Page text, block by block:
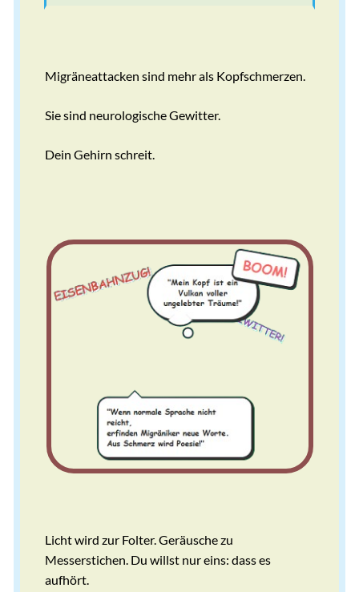
Migräneattacken sind mehr als Kopfschmerzen.
Sie sind neurologische Gewitter.
Dein Gehirn schreit.
Licht wird zur Folter. Geräusche zu
Messerstichen. Du willst nur eins: dass es
aufhört.